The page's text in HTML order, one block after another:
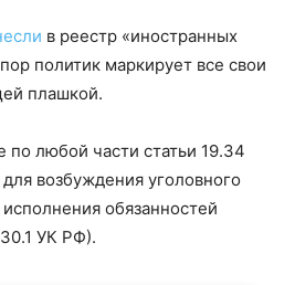
в реестр «иностранных
политик маркирует все свои
плашкой.
любой части статьи 19.34
возбуждения уголовного
обязанностей
УК РФ).